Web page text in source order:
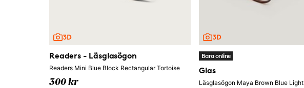
Readers - Läsglasögon
Readers Mini Blue Block Rectangular Tortoise
300 kr
Bara online
Glas
Läsglasögon Maya Brown Blue Light